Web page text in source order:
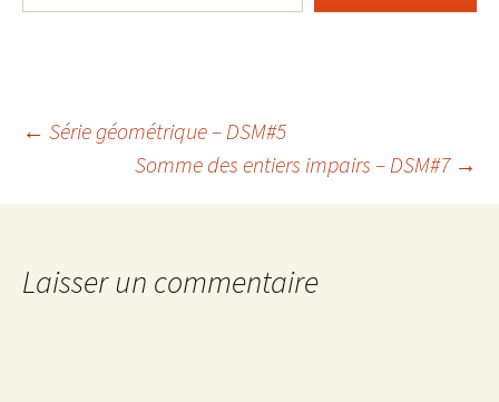
Navigation
← Série géométrique – DSM#5
Somme des entiers impairs – DSM#7 →
Laisser un commentaire